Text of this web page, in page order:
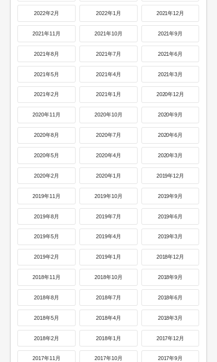
2022年2月 2022年1月 2021年12月
2021年11月 2021年10月 2021年9月
2021年8月 2021年7月 2021年6月
2021年5月 2021年4月 2021年3月
2021年2月 2021年1月 2020年12月
2020年11月 2020年10月 2020年9月
2020年8月 2020年7月 2020年6月
2020年5月 2020年4月 2020年3月
2020年2月 2020年1月 2019年12月
2019年11月 2019年10月 2019年9月
2019年8月 2019年7月 2019年6月
2019年5月 2019年4月 2019年3月
2019年2月 2019年1月 2018年12月
2018年11月 2018年10月 2018年9月
2018年8月 2018年7月 2018年6月
2018年5月 2018年4月 2018年3月
2018年2月 2018年1月 2017年12月
2017年11月 2017年10月 2017年9月